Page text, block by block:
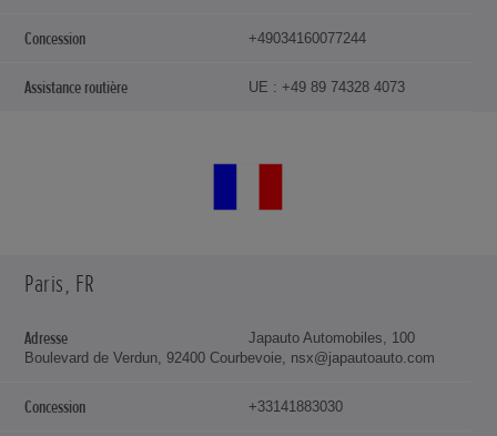
+49034160077244
UE : +49 89 74328 4073
Paris, FR
Japauto Automobiles, 100
Boulevard de Verdun, 92400 Courbevoie, nsx@japautoauto.com
+33141883030